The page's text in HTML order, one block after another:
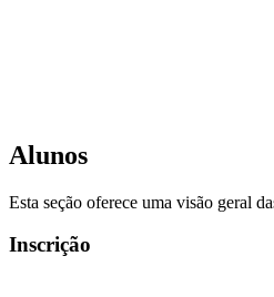
Alunos
Esta seção oferece uma visão geral
Inscrição